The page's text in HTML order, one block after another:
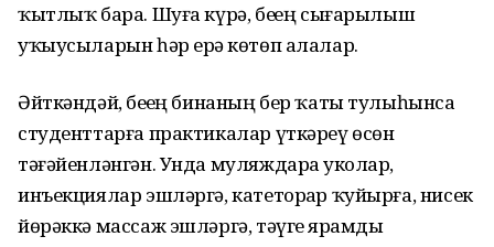
ҡытлыҡ бара. Шуға күрә, беҙҙең сығарылыш
уҡыусыларын һәр ерҙә көтөп алалар.
Әйткәндәй, беҙҙең бинаның бер ҡаты тулыһынса
студенттарға практикалар үткәреү өсөн
тәғәйенләнгән. Унда муляждарҙа уколар,
инъекциялар эшләргә, катеторҙар ҡуйырға, нисек
йөрәккә массаж эшләргә, тәүге ярҙамды